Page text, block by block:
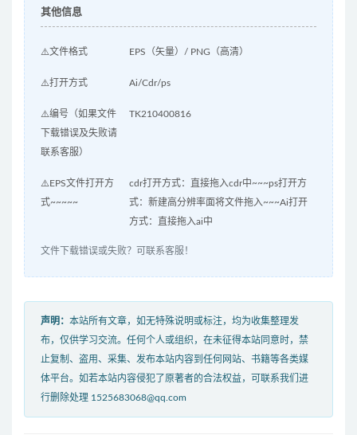
其他信息
⚠️文件格式 EPS（矢量）/ PNG（高清）
⚠️打开方式 Ai/Cdr/ps
⚠️编号（如果文件
下载错误及失败请
联系客服）
TK210400816
⚠️EPS文件打开方
式~~~~~
cdr打开方式：直接拖入cdr中~~~ps打开方
式：新建高分辨率面将文件拖入~~~Ai打开
方式：直接拖入ai中
文件下载错误或失败？可联系客服！
声明： 本站所有文章，如无特殊说明或标注，均为收集整理发
布，仅供学习交流。任何个人或组织，在未征得本站同意时，禁
止复制、盗用、采集、发布本站内容到任何网站、书籍等各类媒
体平台。如若本站内容侵犯了原著者的合法权益，可联系我们进
行删除处理 1525683068@qq.com